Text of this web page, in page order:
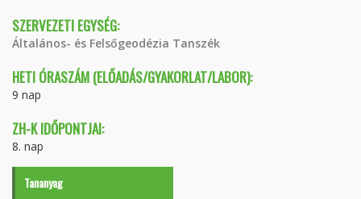
SZERVEZETI EGYSÉG:
Általános- és Felsőgeodézia Tanszék
HETI ÓRASZÁM (ELŐADÁS/GYAKORLAT/LABOR):
9 nap
ZH-K IDŐPONTJAI:
8. nap
Tananyag